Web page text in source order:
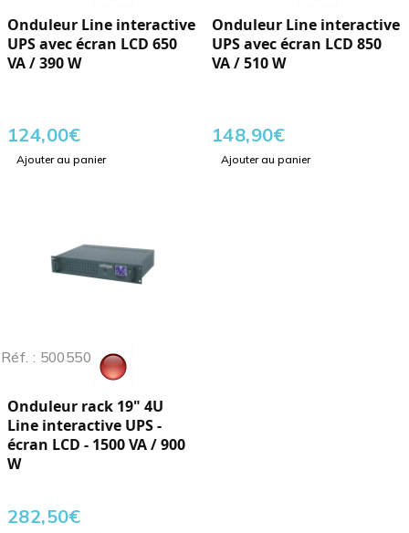
Onduleur Line interactive
UPS avec écran LCD 650
VA / 390 W
124,00€
Ajouter au panier
Onduleur Line interactive
UPS avec écran LCD 850
VA / 510 W
148,90€
Ajouter au panier
Réf. : 500550
Onduleur rack 19" 4U
Line interactive UPS -
écran LCD - 1500 VA / 900
W
282,50€